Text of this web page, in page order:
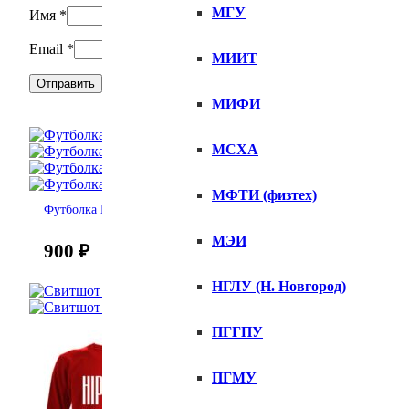
МГУ
МИИТ
МИФИ
МСХА
МФТИ (физтех)
МЭИ
НГЛУ (Н. Новгород)
ПГГПУ
ПГМУ
Имя *
Email *
Футболка Hipster женская
900 ₽